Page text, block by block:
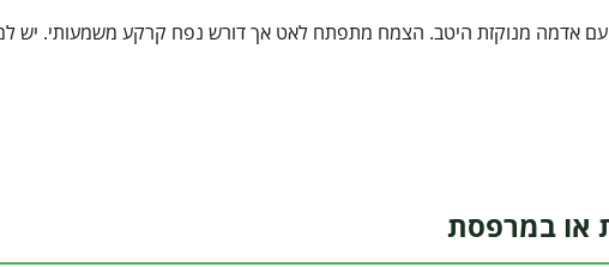
עם אדמה מנוקזת היטב. הצמח מתפתח לאט אך דורש נפח קרקע משמעותי.
או במרפסת